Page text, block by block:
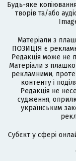
Будь-яке
творів та/або
Матеріали з
ПОЗИЦІЯ є
Редакція може не
Матеріали з
рекламними, проте
контенту і
Редакція не
судження,
українським
Cубєкт у сфері